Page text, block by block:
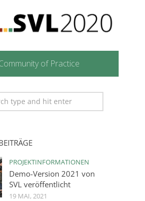
of Practice
PROJEKTINFORMATIONEN
Demo-Version 2021 von
SVL veröffentlicht
19 MAI, 2021